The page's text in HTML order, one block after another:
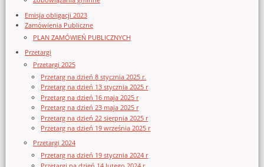
Emisja obligacji 2023
Zamówienia Publiczne
PLAN ZAMÓWIEŃ PUBLICZNYCH
Przetargi
Przetargi 2025
Przetarg na dzień 8 stycznia 2025 r.
Przetarg na dzień 13 stycznia 2025 r
Przetarg na dzień 16 maja 2025 r
Przetarg na dzień 23 maja 2025 r
Przetarg na dzień 22 sierpnia 2025 r
Przetarg na dzień 19 września 2025 r
Przetargi 2024
Przetarg na dzień 19 stycznia 2024 r